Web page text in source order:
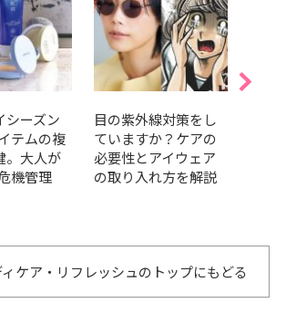
シーズン
テムの複
。大人が
機管理
目の紫外線対策をし
ていますか？ケアの
必要性とアイウェア
の取り入れ方を解説
ケア・リフレッシュのトップにもどる